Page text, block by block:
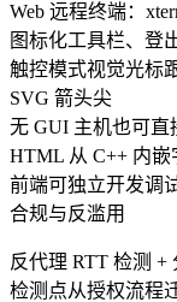
Web 远程终端：
图标化工具栏、登
触控模式视觉光标
SVG 箭头尖
无 GUI 主机也可直
HTML 从 C++ 内嵌
前端可独立开发调
合规与反滥用
反代理 RTT 检测 +
检测点从授权流程